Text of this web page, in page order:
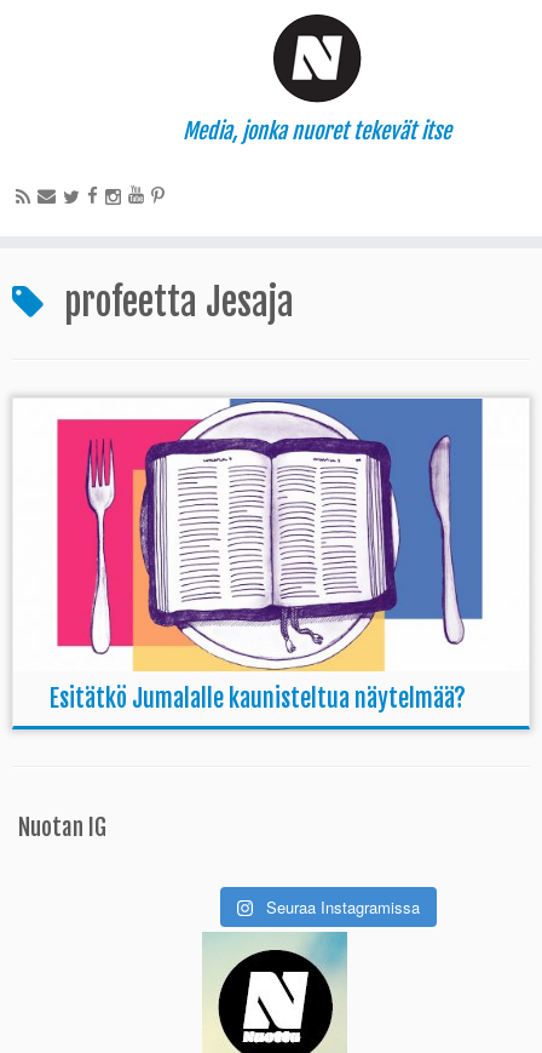
Media, jonka nuoret tekevät itse
profeetta Jesaja
Esitätkö Jumalalle kaunisteltua näytelmää?
Nuotan IG
Seuraa Instagramissa